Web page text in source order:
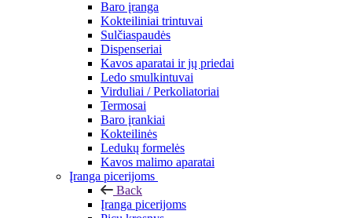
Baro įranga
Kokteiliniai trintuvai
Sulčiaspaudės
Dispenseriai
Kavos aparatai ir jų priedai
Ledo smulkintuvai
Virduliai / Perkoliatoriai
Termosai
Baro įrankiai
Kokteilinės
Ledukų formelės
Kavos malimo aparatai
Įranga picerijoms
Back
Įranga picerijoms